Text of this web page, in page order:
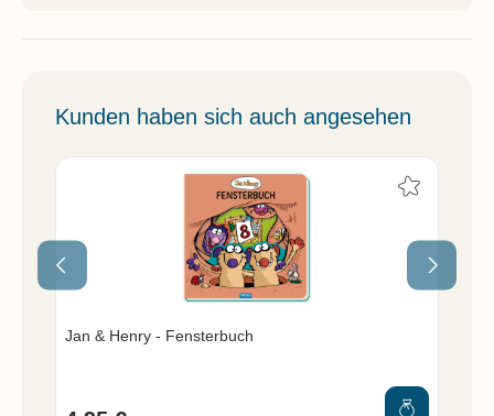
Kunden haben sich auch angesehen
Jan & Henry - Fensterbuch